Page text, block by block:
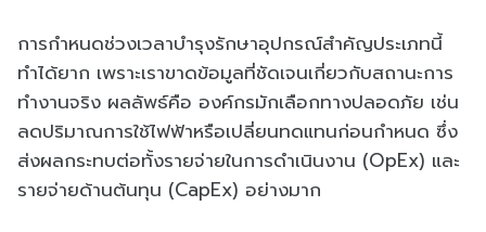
การกำหนดช่วงเวลาบำรุงรักษาอุปกรณ์สำคัญประเภทนี้
ทำได้ยาก เพราะเราขาดข้อมูลที่ชัดเจนเกี่ยวกับสถานะการ
ทำงานจริง ผลลัพธ์คือ องค์กรมักเลือกทางปลอดภัย เช่น
ลดปริมาณการใช้ไฟฟ้าหรือเปลี่ยนทดแทนก่อนกำหนด ซึ่ง
ส่งผลกระทบต่อทั้งรายจ่ายในการดำเนินงาน (OpEx) และ
รายจ่ายด้านต้นทุน (CapEx) อย่างมาก